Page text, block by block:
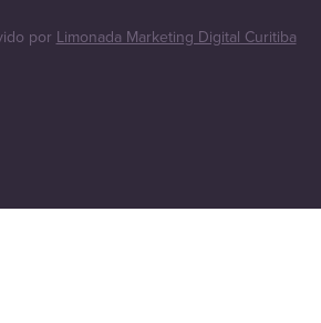
porLimonada Marketing Digital Curitiba